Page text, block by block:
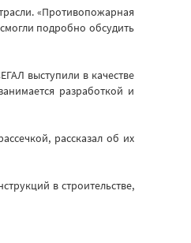
«Противопожарная
подробно обсудить
выступили в качестве
разработкой и
рассказал об их
в строительстве,